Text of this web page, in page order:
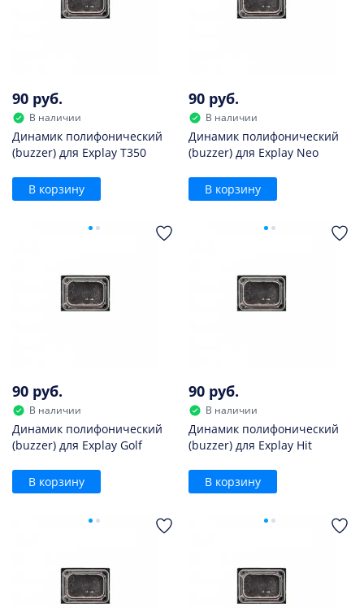
90 руб.
В наличии
Динамик полифонический
(buzzer) для Explay T350
В корзину
90 руб.
В наличии
Динамик полифонический
(buzzer) для Explay Neo
В корзину
90 руб.
В наличии
Динамик полифонический
(buzzer) для Explay Golf
В корзину
90 руб.
В наличии
Динамик полифонический
(buzzer) для Explay Hit
В корзину